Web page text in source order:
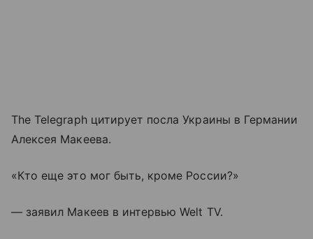
The Telegraph цитирует посла Украины в Германии
Алексея Макеева.
«Кто еще это мог быть, кроме России?»
— заявил Макеев в интервью Welt TV.